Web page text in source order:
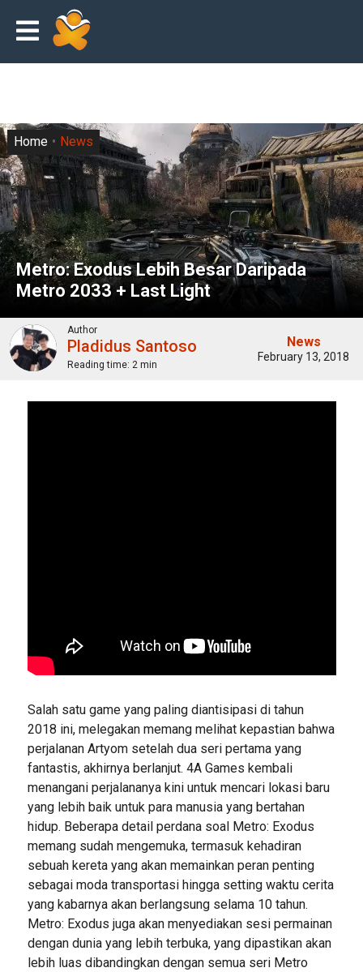
Metro: Exodus Lebih Besar Daripada
Metro 2033 + Last Light
Home News
Author
Pladidus Santoso
Reading time: 2 min
News
February 13, 2018
Salah satu game yang paling diantisipasi di tahun
2018 ini, melegakan memang melihat kepastian bahwa
perjalanan Artyom setelah dua seri pertama yang
fantastis, akhirnya berlanjut. 4A Games kembali
menangani perjalananya kini untuk mencari lokasi baru
yang lebih baik untuk para manusia yang bertahan
hidup. Beberapa detail perdana soal Metro: Exodus
memang sudah mengemuka, termasuk kehadiran
sebuah kereta yang akan memainkan peran penting
sebagai moda transportasi hingga setting waktu cerita
yang kabarnya akan berlangsung selama 10 tahun.
Metro: Exodus juga akan menyediakan sesi permainan
dengan dunia yang lebih terbuka, yang dipastikan akan
lebih luas dibandingkan dengan semua seri Metro